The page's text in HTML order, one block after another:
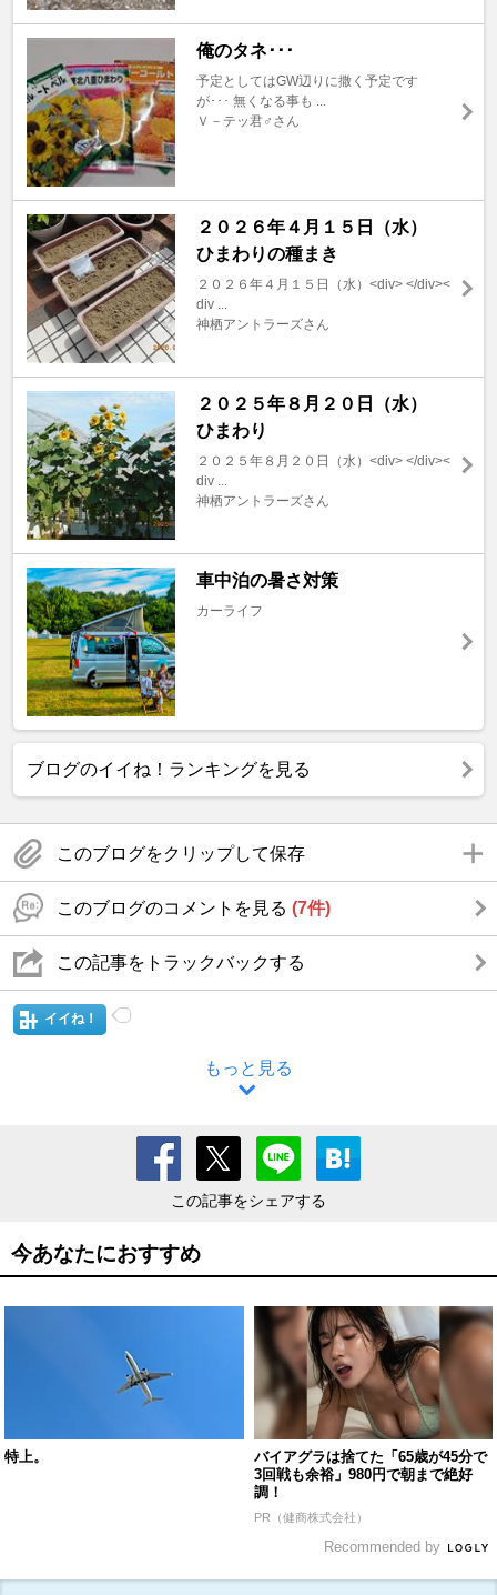
俺のタネ･･･
予定としてはGW辺りに撒く予定です
が･･･ 無くなる事も ...
Ｖ－テッ君♂さん
２０２６年４月１５日（水）
ひまわりの種まき
２０２６年４月１５日（水）<div> </div><
div ...
神栖アントラーズさん
２０２５年８月２０日（水）
ひまわり
２０２５年８月２０日（水）<div> </div><
div ...
神栖アントラーズさん
車中泊の暑さ対策
カーライフ
ブログのイイね！ランキングを見る
このブログをクリップして保存
このブログのコメントを見る (7件)
この記事をトラックバックする
イイね！
もっと見る
この記事をシェアする
今あなたにおすすめ
特上。
バイアグラは捨てた「65歳が45分で
3回戦も余裕」980円で朝まで絶好
調！
PR（健商株式会社）
Recommended by